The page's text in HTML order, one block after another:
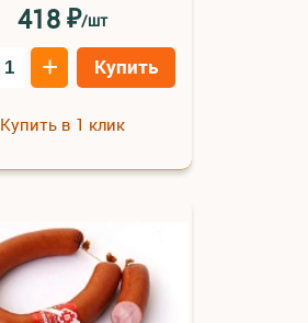
418₽/шт
+ Купить
Купить в 1 клик